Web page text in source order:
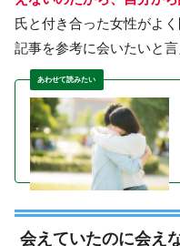
氏と付き合った女性がよ
記事を参考に会いたいと言
会えていたのに会え